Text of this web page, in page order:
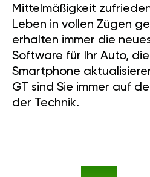
Mittelmäßigkeit
Leben in vollen Zügen
erhalten immer die
Software für Ihr Auto,
Smartphone
GT sind Sie immer auf
der Technik.